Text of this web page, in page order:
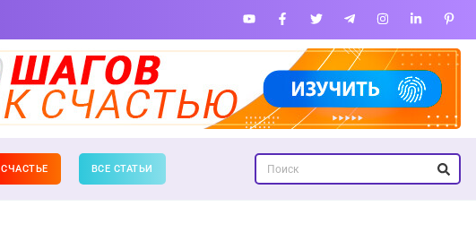
СЧАСТЬЕ ВСЕ СТАТЬИ